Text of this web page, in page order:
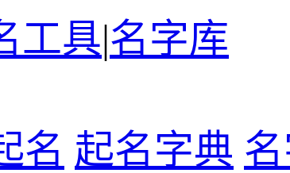
工具|名字库
名 起名字典